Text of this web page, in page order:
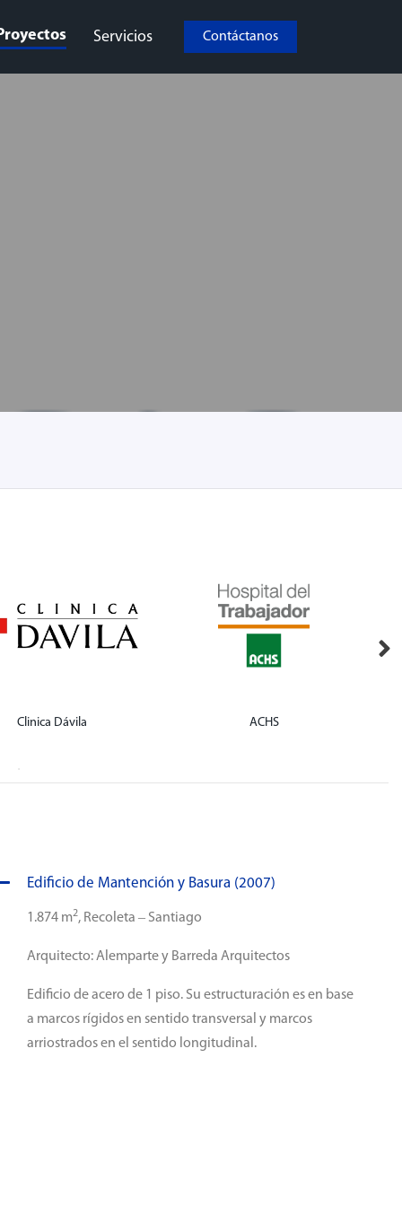
Servicios Contáctanos
Clinica Dávila ACHS
Edificio de Mantención y Basura (2007)
1.874 m2, Recoleta – Santiago
Arquitecto: Alemparte y Barreda Arquitectos
Edificio de acero de 1 piso. Su estructuración es en base
a marcos rígidos en sentido transversal y marcos
arriostrados en el sentido longitudinal.